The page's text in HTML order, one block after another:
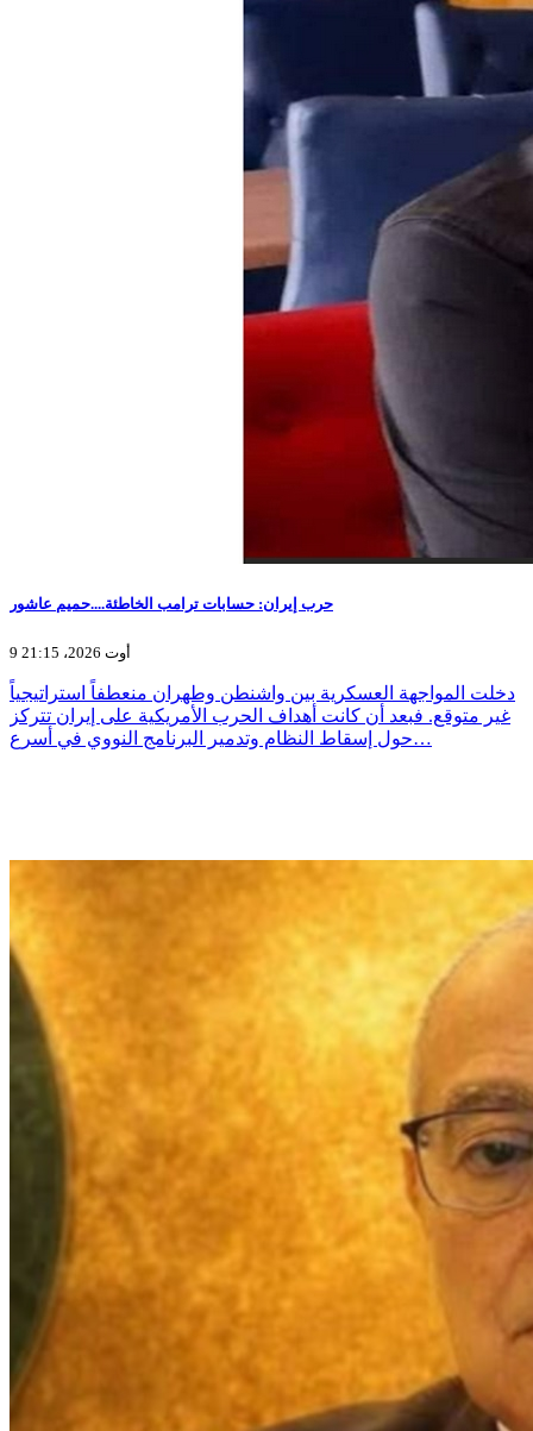
حرب إيران: حسابات ترامب الخاطئة....حميم عاشور
9 أوت 2026، 21:15
دخلت المواجهة العسكرية بين واشنطن وطهران منعطفاً استراتيجياً
غير متوقع. فبعد أن كانت أهداف الحرب الأمريكية على إيران تتركز
حول إسقاط النظام وتدمير البرنامج النووي في أسرع…